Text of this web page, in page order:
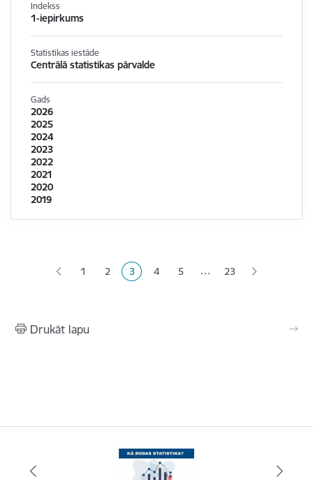
Indekss
1-iepirkums
Statistikas iestāde
Centrālā statistikas pārvalde
Gads
2026
2025
2024
2023
2022
2021
2020
2019
Lapa
1 Lapa
2 Pašreizējā lapa
3 Lapa
4 Lapa
5 … 23
Drukāt lapu